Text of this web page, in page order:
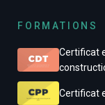
FORMATIONS
Certificat
Certificat